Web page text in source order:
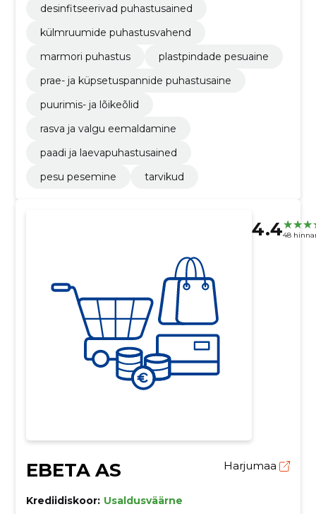
desinfitseerivad puhastusained
külmruumide puhastusvahend
marmori puhastus
plastpindade pesuaine
prae- ja küpsetuspannide puhastusaine
puurimis- ja lõikeõlid
rasva ja valgu eemaldamine
paadi ja laevapuhastusained
pesu pesemine
tarvikud
4.448
EBETA AS Harjumaa
Krediidiskoor: Usaldusväärne